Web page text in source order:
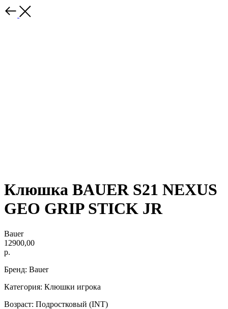
Клюшка BAUER S21 NEXUS
GEO GRIP STICK JR
Bauer
12900,00
р.
Бренд: Bauer
Категория: Клюшки игрока
Возраст: Подростковый (INT)